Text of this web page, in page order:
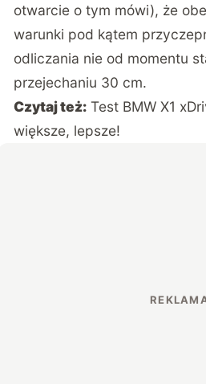
otwarcie o tym mówi), że
warunki pod kątem
odliczania nie od momentu
przejechaniu 30 cm.
Czytaj też: Test BMW X1
większe, lepsze!